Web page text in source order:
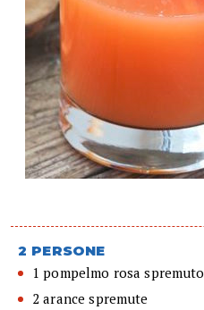
2 PERSONE
1 pompelmo rosa spremuto
2 arance spremute